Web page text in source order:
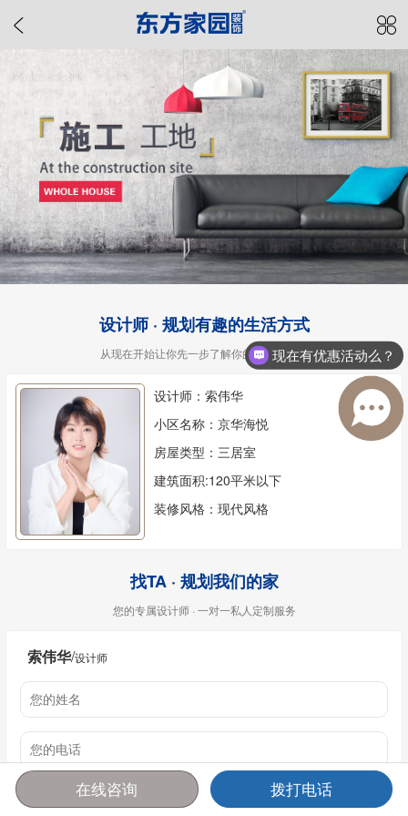
设计师 · 规划有趣的生活方式
从现在开始让你先一步了解你的专属设计师
设计师：索伟华
小区名称：京华海悦
房屋类型：三居室
建筑面积:120平米以下
装修风格：现代风格
找TA · 规划我们的家
您的专属设计师 · 一对一私人定制服务
索伟华/设计师
首页 报价 电话 咨询
现在有优惠活动么？
在线咨询 拨打电话